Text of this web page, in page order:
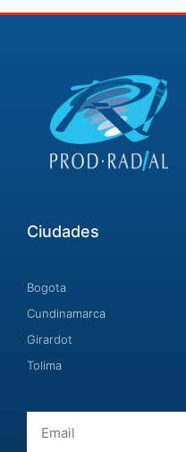
Ciudades
Bogota
Cundinamarca
Girardot
Tolima